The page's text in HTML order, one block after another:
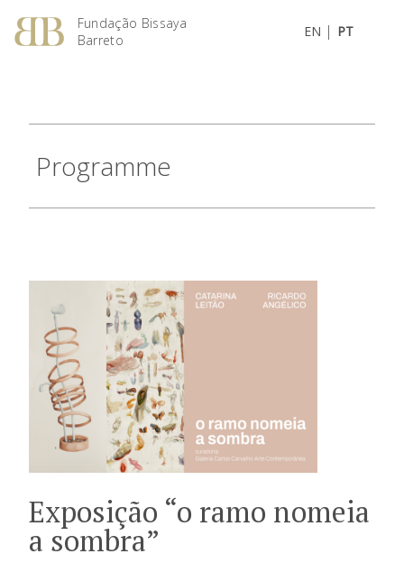
Fundação Bissaya
Barreto
EN | PT
Programme
Exposição “o ramo nomeia
a sombra”